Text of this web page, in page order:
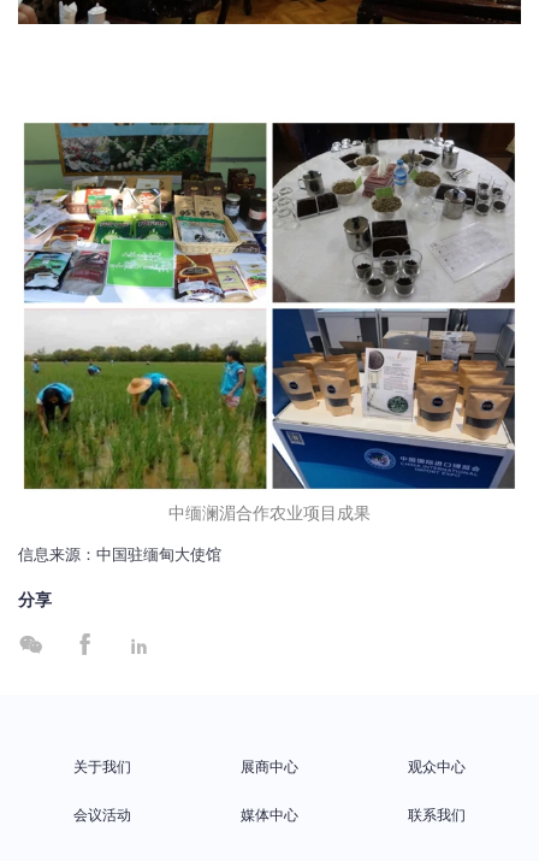
中缅澜湄合作农业项目成果
信息来源：中国驻缅甸大使馆
分享
  
关于我们 展商中心 观众中心
会议活动 媒体中心 联系我们